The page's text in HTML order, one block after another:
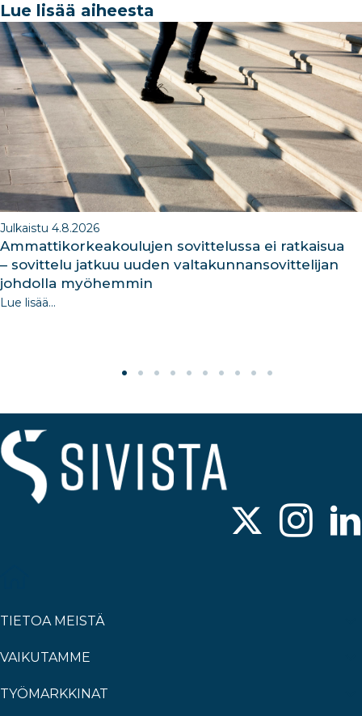
e
b
o
o
k
e
dI
n
e
ra
m
dI
n
Lue lisää aiheesta
Julkaistu 4.8.2026
Ammattikorkeakoulujen sovittelussa ei ratkaisua
– sovittelu jatkuu uuden valtakunnansovittelijan
johdolla myöhemmin
Lue lisää...
TIETOA MEISTÄ
VAIKUTAMME
TYÖMARKKINAT